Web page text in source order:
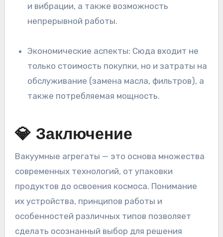
и вибрации, а также возможность
непрерывной работы.
Экономические аспекты: Сюда входит не
только стоимость покупки, но и затраты на
обслуживание (замена масла, фильтров), а
также потребляемая мощность.
💎 Заключение
Вакуумные агрегаты — это основа множества
современных технологий, от упаковки
продуктов до освоения космоса. Понимание
их устройства, принципов работы и
особенностей различных типов позволяет
сделать осознанный выбор для решения